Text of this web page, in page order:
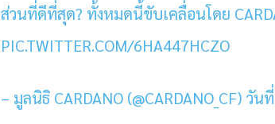
ส่วนที่ดีที่สุด? ทั้งหมดนี้ขับเคลื่อนโดย
PIC.TWITTER.COM/6HA447HCZO
– มูลนิธิ CARDANO (@CARDANO_CF) วั